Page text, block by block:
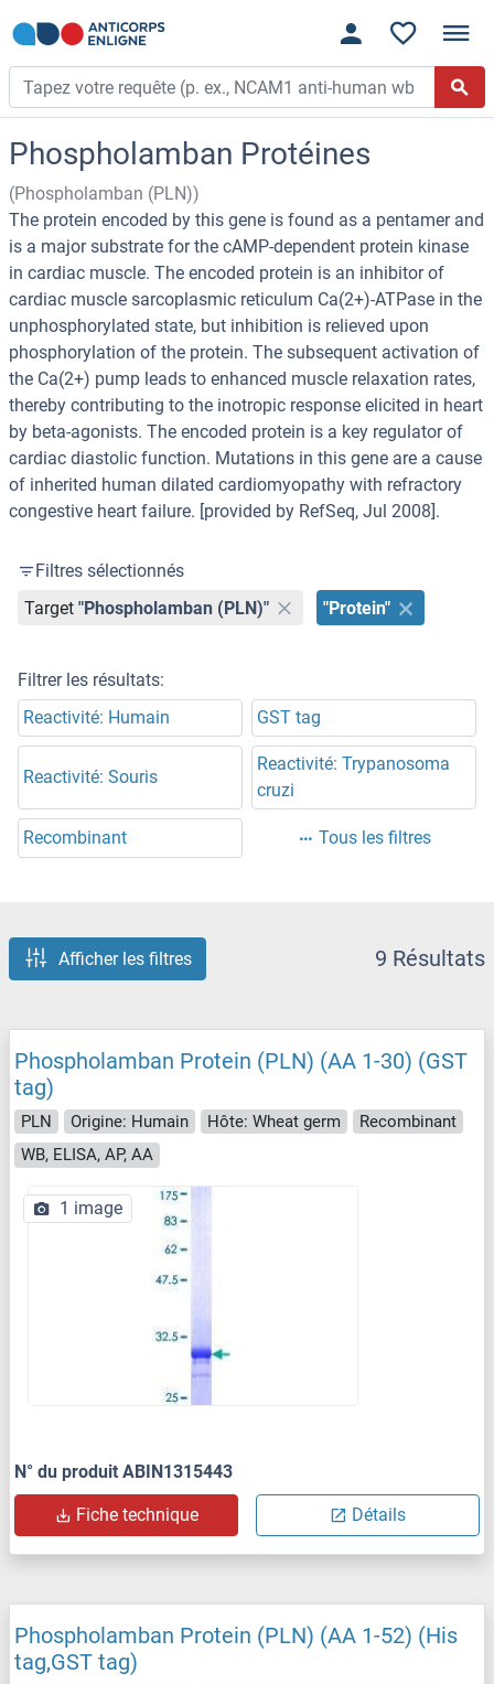
Phospholamban Protéines
(Phospholamban (PLN))
The protein encoded by this gene is found as a pentamer and
is a major substrate for the cAMP-dependent protein kinase
in cardiac muscle. The encoded protein is an inhibitor of
cardiac muscle sarcoplasmic reticulum Ca(2+)-ATPase in the
unphosphorylated state, but inhibition is relieved upon
phosphorylation of the protein. The subsequent activation of
the Ca(2+) pump leads to enhanced muscle relaxation rates,
thereby contributing to the inotropic response elicited in heart
by beta-agonists. The encoded protein is a key regulator of
cardiac diastolic function. Mutations in this gene are a cause
of inherited human dilated cardiomyopathy with refractory
congestive heart failure. [provided by RefSeq, Jul 2008].
Filtres sélectionnés
Target "Phospholamban (PLN)" "Protein"
Filtrer les résultats:
Reactivité: Humain
GST tag
Reactivité: Souris
Reactivité: Trypanosoma
cruzi
Recombinant Tous les filtres
Afficher les filtres 9 Résultats
Phospholamban Protein (PLN) (AA 1-30) (GST
tag)
PLN Origine: Humain Hôte: Wheat germ
Recombinant
WB, ELISA, AP, AA
1 image
N° du produit ABIN1315443
Fiche technique Détails
Phospholamban Protein (PLN) (AA 1-52) (His
tag,GST tag)